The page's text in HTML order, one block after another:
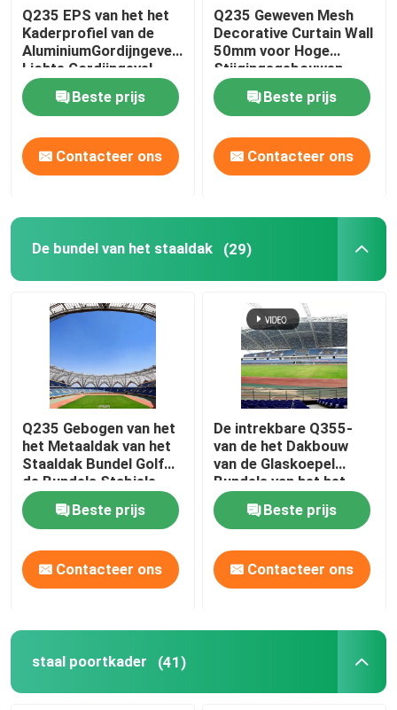
Q235 EPS van het het
Kaderprofiel van de
AluminiumGordijngevel
Lichte Gordijngevel
50mm
Beste prijs
Contacteer ons
Q235 Geweven Mesh
Decorative Curtain Wall
50mm voor Hoge
Stijgingsgebouwen
Beste prijs
Contacteer ons
De bundel van het staaldak (29)
Q235 Gebogen van het
het Metaaldak van het
Staaldak Bundel Golf
de Bundels Stabiele
Groen
Beste prijs
Contacteer ons
De intrekbare Q355-
van de het Dakbouw
van de Glaskoepel
Bundels van het het
Metaaldak Zilver
GebogenBeste prijs
Contacteer ons
staal poortkader (41)